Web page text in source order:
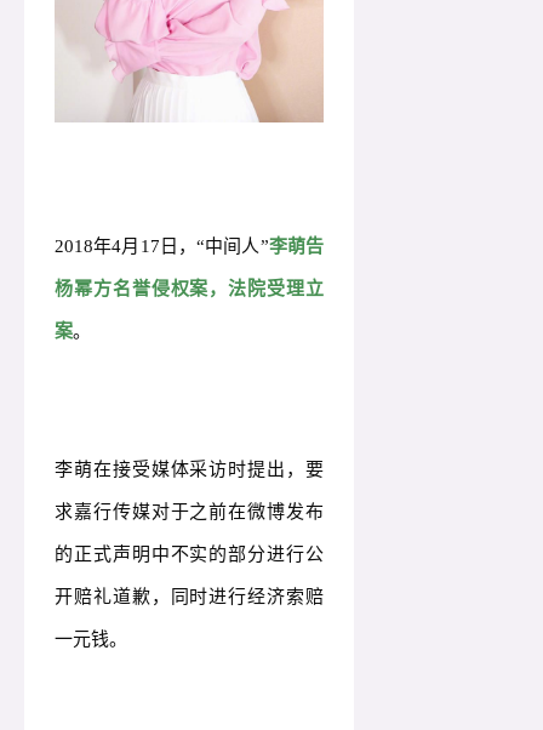
2018年4月17日，“中间人”李萌告
杨幂方名誉侵权案，法院受理立
案。
李萌在接受媒体采访时提出，要
求嘉行传媒对于之前在微博发布
的正式声明中不实的部分进行公
开赔礼道歉，同时进行经济索赔
一元钱。